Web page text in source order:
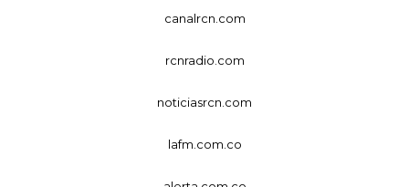
canalrcn.com
rcnradio.com
noticiasrcn.com
lafm.com.co